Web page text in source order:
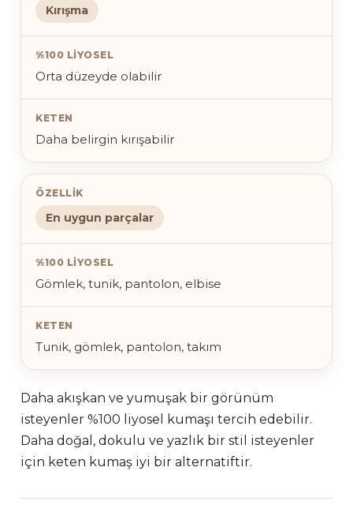
Kırışma
Orta düzeyde olabilir
Daha belirgin kırışabilir
En uygun parçalar
Gömlek, tunik, pantolon, elbise
Tunik, gömlek, pantolon, takım
Daha akışkan ve yumuşak bir görünüm
isteyenler %100 liyosel kumaşı tercih edebilir.
Daha doğal, dokulu ve yazlık bir stil isteyenler
için keten kumaş iyi bir alternatiftir.